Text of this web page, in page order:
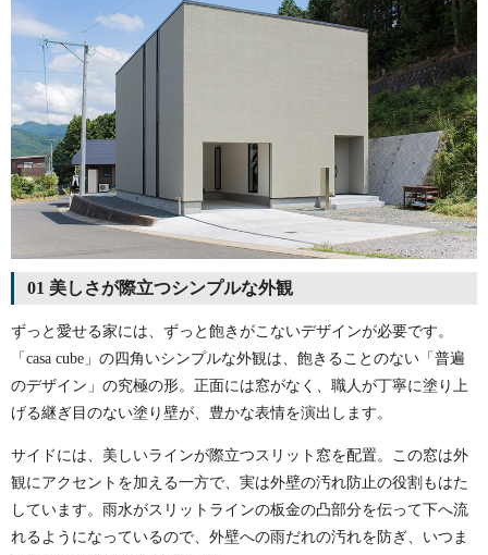
01 美しさが際立つシンプルな外観
ずっと愛せる家には、ずっと飽きがこないデザインが必要です。
「casa cube」の四角いシンプルな外観は、飽きることのない「普遍
のデザイン」の究極の形。正面には窓がなく、職人が丁寧に塗り上
げる継ぎ目のない塗り壁が、豊かな表情を演出します。
サイドには、美しいラインが際立つスリット窓を配置。この窓は外
観にアクセントを加える一方で、実は外壁の汚れ防止の役割もはた
しています。雨水がスリットラインの板金の凸部分を伝って下へ流
れるようになっているので、外壁への雨だれの汚れを防ぎ、いつま